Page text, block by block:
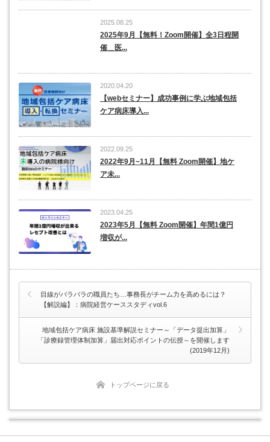
2025.08.25
2025年9月【無料！Zoom開催】全3日程開
催＿医...
2020.04.20
【webセミナー】成功事例に学ぶ地域包括
ケア病床導入...
2022.09.25
2022年9月~11月【無料 Zoom開催】地ケ
ア未...
2023.04.25
2023年5月【無料 Zoom開催】年間1億円
増収が...
目線がバラバラの職員たち…事務長がチーム力を高めるには？
【解説編】：病院経営ケーススタディvol.6
地域包括ケア病床 施設基準解説セミナー～「データ提出加算」
「診療録管理体制加算」届出対応ポイントの伝授～を開催します
(2019年12月)
トップページに戻る